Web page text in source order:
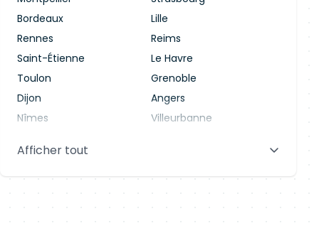
Bordeaux
Lille
Rennes
Reims
Saint-Étienne
Le Havre
Toulon
Grenoble
Dijon
Angers
Nîmes
Villeurbanne
Aix-en-Provence
Afficher tout